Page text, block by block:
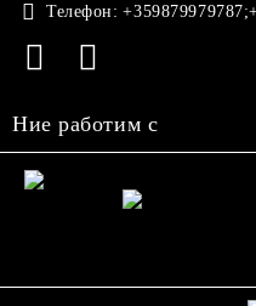
Телефон:
Ние работим с